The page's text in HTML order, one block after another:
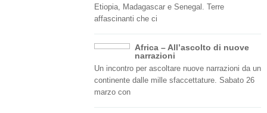
Etiopia, Madagascar e Senegal. Terre
affascinanti che ci
Africa – All’ascolto di nuove
narrazioni
Un incontro per ascoltare nuove narrazioni da un
continente dalle mille sfaccettature. Sabato 26
marzo con